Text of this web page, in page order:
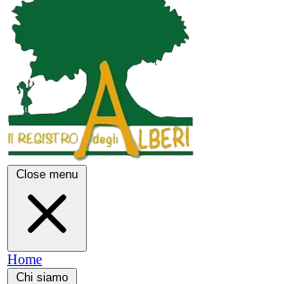
Close menu
Home
Chi siamo